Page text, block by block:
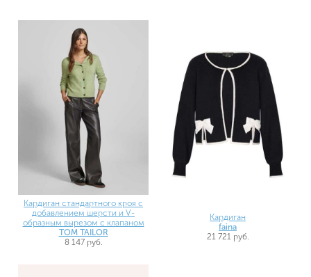
Кардиган стандартного кроя с
добавлением шерсти и V-
образным вырезом с клапаном
TOM TAILOR
8 147 руб.
Кардиган
faina
21 721 руб.